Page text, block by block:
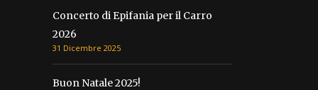
Concerto di Epifania per il Carro
2026
31 Dicembre 2025
Buon Natale 2025!